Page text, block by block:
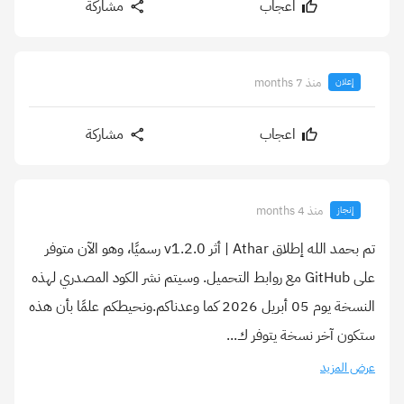
اعجاب مشاركة
إعلان منذ 7 months
اعجاب مشاركة
إنجاز منذ 4 months
تم بحمد الله إطلاق Athar | أثر v1.2.0 رسميًا، وهو الآن متوفر
على GitHub مع روابط التحميل. وسيتم نشر الكود المصدري لهذه
النسخة يوم 05 أبريل 2026 كما وعدناكم.ونحيطكم علمًا بأن هذه
ستكون آخر نسخة يتوفر ك...
عرض المزيد